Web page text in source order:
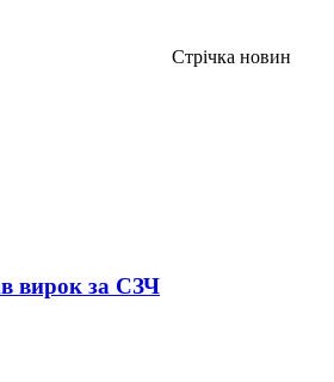
Стрічка новин
вирок за СЗЧ